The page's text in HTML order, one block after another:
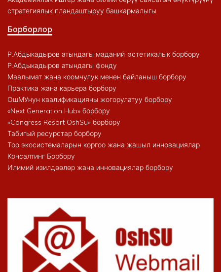
стратегиялык пландаштыруу башкармалыгы
Борборлор
Р.Абдыкадыров атындагы маданий-эстетикалык борбору
Р.Абдыкадыров атындагы фонду
Маалымат жана коомчулук менен байланыш борбору
Практика жана карьера борбору
ОшМУнун квалификацияны жогорулатуу борбору
«Next Generation Hub» борбору
«Congress Resort OshSu» борбору
Табигый ресурстар борбору
Тоо экосистемаларын коргоо жана жашыл инновациялар
Консалтинг Борбору
Илимий изилдөөлөр жана инновациялар борбору